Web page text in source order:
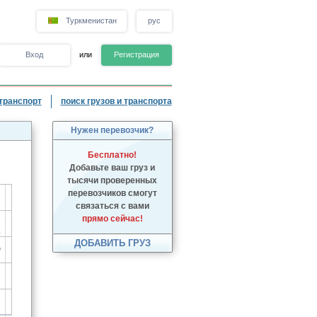
Туркменистан рус
Вход или Регистрация
поиск грузов и транспорта
Нужен перевозчик?
Бесплатно!
Добавьте ваш груз и
тысячи проверенных
перевозчиков смогут
связаться с вами
прямо сейчас!
ДОБАВИТЬ ГРУЗ